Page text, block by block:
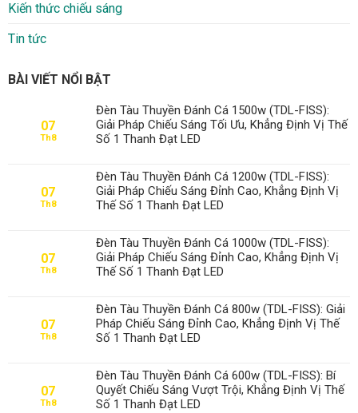
Kiến thức chiếu sáng
Tin tức
BÀI VIẾT NỔI BẬT
07
Th8
Đèn Tàu Thuyền Đánh Cá 1500w (TDL-FISS):
Giải Pháp Chiếu Sáng Tối Ưu, Khẳng Định Vị Thế
Số 1 Thanh Đạt LED
07
Th8
Đèn Tàu Thuyền Đánh Cá 1200w (TDL-FISS):
Giải Pháp Chiếu Sáng Đỉnh Cao, Khẳng Định Vị
Thế Số 1 Thanh Đạt LED
07
Th8
Đèn Tàu Thuyền Đánh Cá 1000w (TDL-FISS):
Giải Pháp Chiếu Sáng Đỉnh Cao, Khẳng Định Vị
Thế Số 1 Thanh Đạt LED
07
Th8
Đèn Tàu Thuyền Đánh Cá 800w (TDL-FISS): Giải
Pháp Chiếu Sáng Đỉnh Cao, Khẳng Định Vị Thế
Số 1 Thanh Đạt LED
07
Th8
Đèn Tàu Thuyền Đánh Cá 600w (TDL-FISS): Bí
Quyết Chiếu Sáng Vượt Trội, Khẳng Định Vị Thế
Số 1 Thanh Đạt LED